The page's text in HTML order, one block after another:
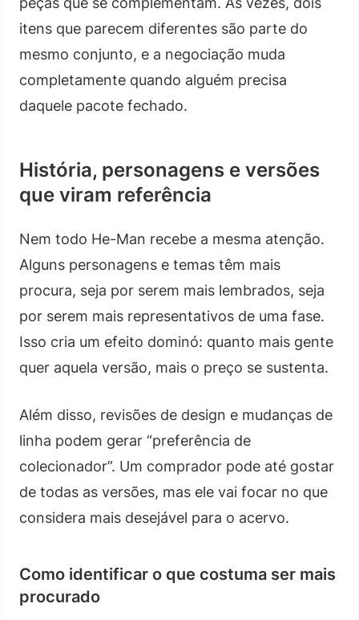
itens que parecem diferentes são parte do
mesmo conjunto, e a negociação muda
completamente quando alguém precisa
daquele pacote fechado.
História, personagens e versões
que viram referência
Nem todo He-Man recebe a mesma atenção.
Alguns personagens e temas têm mais
procura, seja por serem mais lembrados, seja
por serem mais representativos de uma fase.
Isso cria um efeito dominó: quanto mais gente
quer aquela versão, mais o preço se sustenta.
Além disso, revisões de design e mudanças de
linha podem gerar “preferência de
colecionador”. Um comprador pode até gostar
de todas as versões, mas ele vai focar no que
considera mais desejável para o acervo.
Como identificar o que costuma ser mais
procurado